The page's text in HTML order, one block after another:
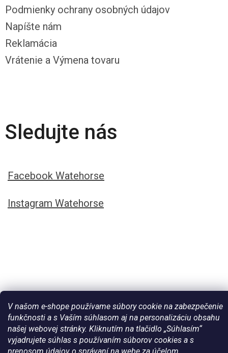
V našom e-shope používame súbory cookie na zabezpečenie
funkčnosti a s Vaším súhlasom aj na personalizáciu obsahu
našej webovej stránky. Kliknutím na tlačidlo „Súhlasím“
vyjadrujete súhlas s používaním súborov cookies a s
Podmienky ochrany osobných údajov
Napíšte nám
Reklamácia
Vrátenie a Výmena tovaru
Sledujte nás
Facebook Watehorse
Instagram Watehorse
Vytvoril Shoptet